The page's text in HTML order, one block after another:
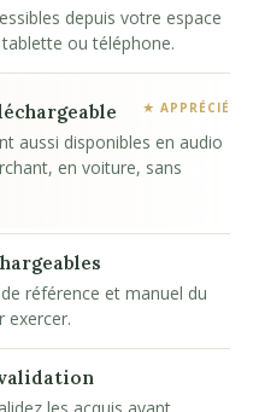
depuis votre espace
ou téléphone.
aussi disponibles en audio
en voiture, sans
référence et manuel du
exercer.